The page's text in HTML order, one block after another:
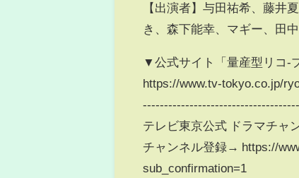
【出演者】与田祐希、藤井
き、森下能幸、マギー、田
▼公式サイト「量産型リコ-
https://www.tv-tokyo.co.jp/
テレビ東京公式 ドラマチャ
チャンネル登録→ https://
sub_confirmation=1